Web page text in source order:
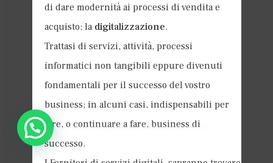
di dare modernità ai processi di vendita e
acquisto: la digitalizzazione.
Trattasi di servizi, attività, processi
informatici non tangibili eppure divenuti
fondamentali per il successo del vostro
business; in alcuni casi, indispensabili per
fare, o continuare a fare, business di
successo.
Hai bisogno di assistenza?